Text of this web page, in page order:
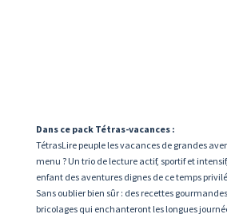
Dans ce pack Tétras-vacances :
TétrasLire peuple les vacances de grandes
menu ? Un trio de lecture actif, sportif et
enfant des aventures dignes de ce temps
Sans oublier bien sûr : des recettes
bricolages qui enchanteront les longues